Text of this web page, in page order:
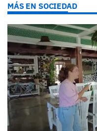
MÁS EN SOCIEDAD